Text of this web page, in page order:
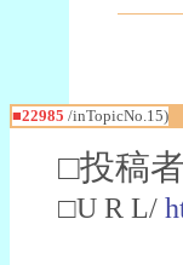
■22985 /inTopicNo.15)
□投稿
□U R L/